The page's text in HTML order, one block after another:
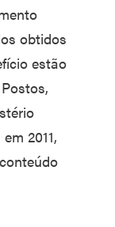
obtidos
estão
2011,